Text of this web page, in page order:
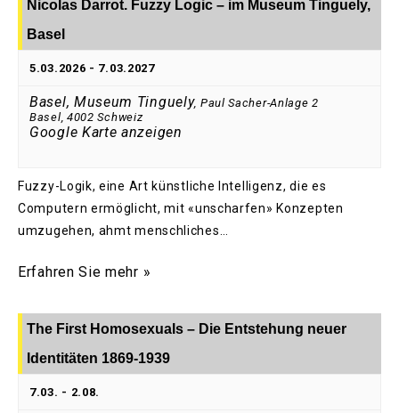
Nicolas Darrot. Fuzzy Logic – im Museum Tinguely,
Basel
5.03.2026 - 7.03.2027
Basel, Museum Tinguely, Paul Sacher-Anlage 2
Basel, 4002 Schweiz
Google Karte anzeigen
Fuzzy-Logik, eine Art künstliche Intelligenz, die es
Computern ermöglicht, mit «unscharfen» Konzepten
umzugehen, ahmt menschliches…
Erfahren Sie mehr »
The First Homosexuals – Die Entstehung neuer
Identitäten 1869-1939
7.03. - 2.08.